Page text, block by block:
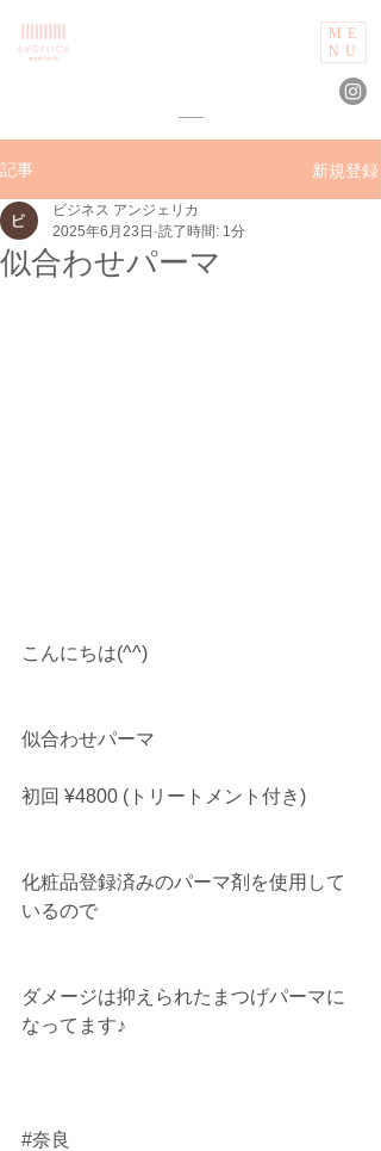
ME
NU
記事 新規登録
似合わせパーマ
ビジネス アンジェリカ
2025年6月23日 読了時間: 1分
こんにちは(^^)
似合わせパーマ
初回 ¥4800 (トリートメント付き)
化粧品登録済みのパーマ剤を使用して
いるので
ダメージは抑えられたまつげパーマに
なってます♪
#奈良